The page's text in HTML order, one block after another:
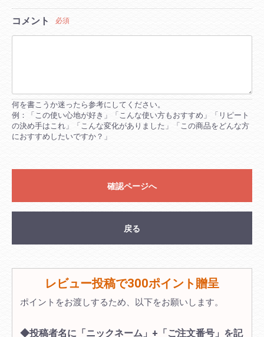
コメント 必須
何を書こうか迷ったら参考にしてください。
例：「この使い心地が好き」「こんな使い方もおすすめ」「リピート
の決め手はこれ」「こんな変化がありました」「この商品をどんな方
におすすめしたいですか？」
確認ページへ
戻る
レビュー投稿で300ポイント贈呈
ポイントをお渡しするため、以下をお願いします。
◆投稿者名に「ニックネーム」+「ご注文番号」を記